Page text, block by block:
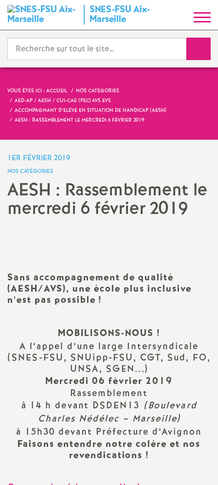
SNES-FSU Aix-
Marseille
y
n
i
c
t
N
t
i
n
a
l
d
e
VOUS ÊTES ICI : ACCUEIL
NOS CATÉGORIES
AED-AP / AESH / CUI-CAE (PEC) AVS EVS
ACCOMPAGNANT D’ELÈVE EN SITUATION DE HANDICAP (AESH)
AESH : RASSEMBLEMENT LE MERCREDI 6 FÉVRIER 2019
1ER FÉVRIER 2019
NOS CATÉGORIES
AESH : Rassemblement le
mercredi 6 février 2019
Sans accompagnement de qualité
(AESH/AVS), une école plus inclusive
n’est pas possible !
MOBILISONS-NOUS !
A l’appel d’une large Intersyndicale
(SNES-FSU, SNUipp-FSU, CGT, Sud, FO,
UNSA, SGEN...)
Mercredi 06 février 2019
Rassemblement
à 14 h devant DSDEN13 (Boulevard
Charles Nédélec – Marseille)
à 15h30 devant Préfecture d’Avignon
Faisons entendre notre colère et nos
revendications !